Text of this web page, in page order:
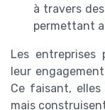
à travers
permettant
Les entreprises
leur
Ce faisant,
mais